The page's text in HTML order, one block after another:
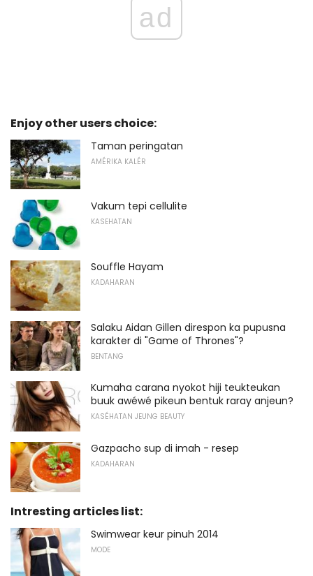
ad
Enjoy other users choice:
Taman peringatan
AMÉRIKA KALÉR
Vakum tepi cellulite
KASEHATAN
Souffle Hayam
KADAHARAN
Salaku Aidan Gillen direspon ka pupusna
karakter di "Game of Thrones"?
BENTANG
Kumaha carana nyokot hiji teukteukan
buuk awéwé pikeun bentuk raray anjeun?
KASÉHATAN JEUNG BEAUTY
Gazpacho sup di imah - resep
KADAHARAN
Intresting articles list:
Swimwear keur pinuh 2014
MODE